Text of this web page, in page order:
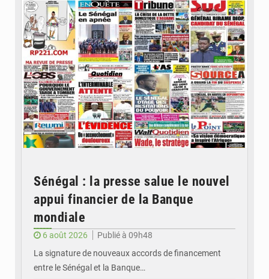
Sénégal : la presse salue le nouvel
appui financier de la Banque
mondiale
6 août 2026
Publié à 09h48
La signature de nouveaux accords de financement
entre le Sénégal et la Banque…